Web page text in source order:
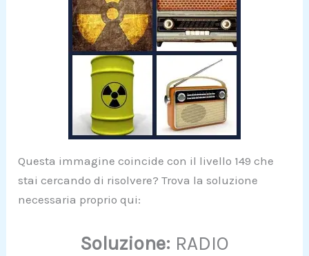
Questa immagine coincide con il livello 149 che
stai cercando di risolvere? Trova la soluzione
necessaria proprio qui:
Soluzione: RADIO